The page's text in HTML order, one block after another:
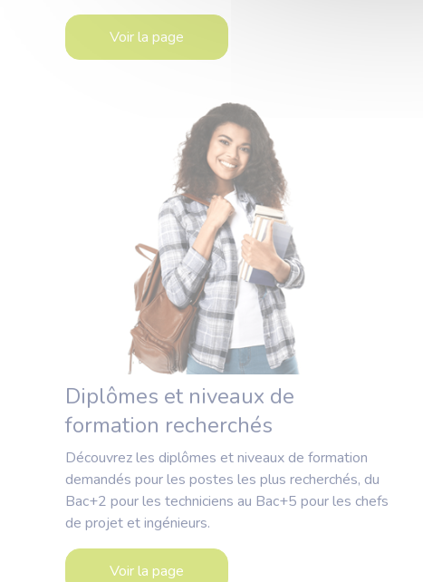
Voir la page
Diplômes et niveaux de
formation recherchés
Découvrez les diplômes et niveaux de formation
demandés pour les postes les plus recherchés, du
Bac+2 pour les techniciens au Bac+5 pour les chefs
de projet et ingénieurs.
Voir la page